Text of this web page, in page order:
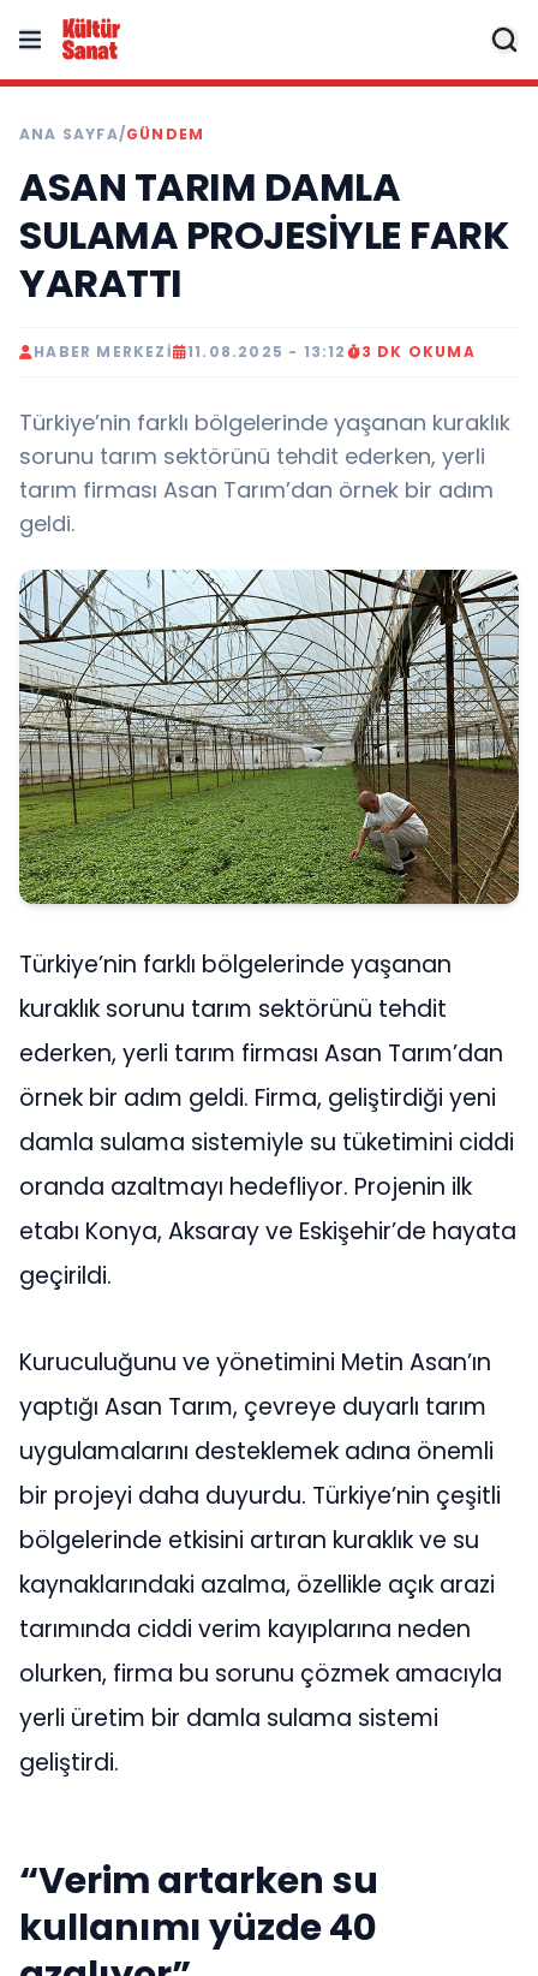
ANA SAYFA/GÜNDEM
ASAN TARIM DAMLA
SULAMA PROJESİYLE FARK
YARATTI
HABER MERKEZI 11.08.2025 - 13:12 3 DK OKUMA
Türkiye’nin farklı bölgelerinde yaşanan kuraklık
sorunu tarım sektörünü tehdit ederken, yerli
tarım firması Asan Tarım’dan örnek bir adım
geldi.
Türkiye’nin farklı bölgelerinde yaşanan
kuraklık sorunu tarım sektörünü tehdit
ederken, yerli tarım firması Asan Tarım’dan
örnek bir adım geldi. Firma, geliştirdiği yeni
damla sulama sistemiyle su tüketimini ciddi
oranda azaltmayı hedefliyor. Projenin ilk
etabı Konya, Aksaray ve Eskişehir’de hayata
geçirildi.
Kuruculuğunu ve yönetimini Metin Asan’ın
yaptığı Asan Tarım, çevreye duyarlı tarım
uygulamalarını desteklemek adına önemli
bir projeyi daha duyurdu. Türkiye’nin çeşitli
bölgelerinde etkisini artıran kuraklık ve su
kaynaklarındaki azalma, özellikle açık arazi
tarımında ciddi verim kayıplarına neden
olurken, firma bu sorunu çözmek amacıyla
yerli üretim bir damla sulama sistemi
geliştirdi.
“Verim artarken su
kullanımı yüzde 40